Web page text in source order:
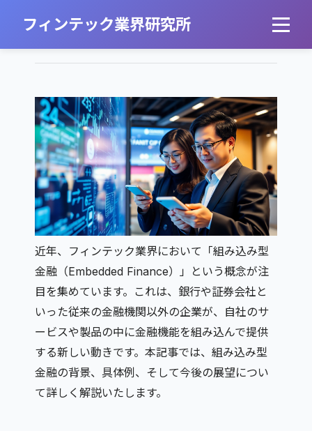
フィンテック業界研究所
近年、フィンテック業界において「組み込み型
金融（Embedded Finance）」という概念が注
目を集めています。これは、銀行や証券会社と
いった従来の金融機関以外の企業が、自社のサ
ービスや製品の中に金融機能を組み込んで提供
する新しい動きです。本記事では、組み込み型
金融の背景、具体例、そして今後の展望につい
て詳しく解説いたします。